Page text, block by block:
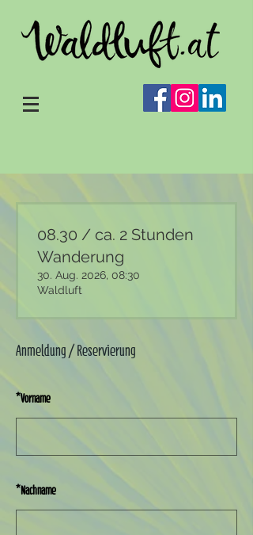
Anmeldung / Reservierung
*Vorname
*Nachname
08.30 / ca. 2 Stunden
Wanderung
30. Aug. 2026, 08:30
Waldluft